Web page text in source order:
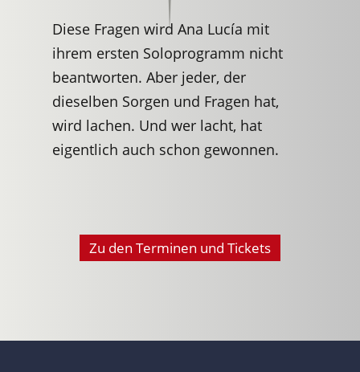
Diese Fragen wird Ana Lucía mit
ihrem ersten Soloprogramm nicht
beantworten. Aber jeder, der
dieselben Sorgen und Fragen hat,
wird lachen. Und wer lacht, hat
eigentlich auch schon gewonnen.
Zu den Terminen und Tickets